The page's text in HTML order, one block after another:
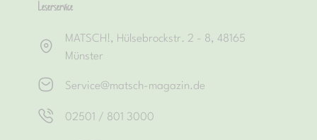
Leserservice
MATSCH!, Hülsebrockstr. 2 - 8, 48165
Münster
Service@matsch-magazin.de
02501 / 801 3000